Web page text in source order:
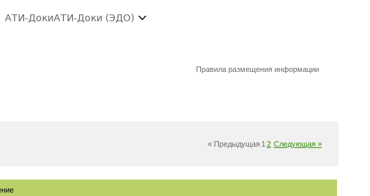
АТИ-ДокиАТИ-Доки (ЭДО)
Правила размещения информации
« Предыдущая 1 2 Следующая »